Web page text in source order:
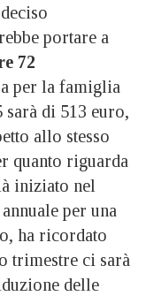
portare a
72
per la famiglia
di 513 euro,
allo stesso
quanto riguarda
iniziato nel
per una
ha ricordato
trimestre ci sarà
delle